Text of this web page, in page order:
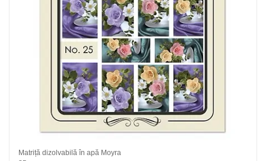
Matriță dizolvabilă în apă Moyra